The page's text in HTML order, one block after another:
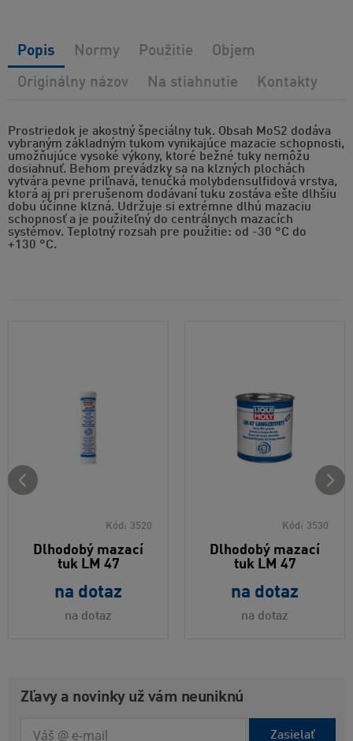
Prostriedok je akostný špeciálny tuk. Obsah MoS2 dodáva
vybraným základným tukom vynikajúce mazacie schopnosti,
umožňujúce vysoké výkony, ktoré bežné tuky nemôžu
dosiahnuť. Behom prevádzky sa na klzných plochách
vytvára pevne priľnavá, tenučká molybdensulfidová vrstva,
ktorá aj pri prerušenom dodávaní tuku zostáva ešte dlhšiu
dobu účinne klzná. Udržuje si extrémne dlhú mazaciu
schopnosť a je použiteľný do centrálnych mazacích
systémov. Teplotný rozsah pre použitie: od -30 °C do
+130 °C.
Popis Normy Použitie Objem
Originálny názov Na stiahnutie Kontakty
Kód: 3520
Dlhodobý mazací
tuk LM 47
na dotaz
na dotaz
Kód: 3530
Dlhodobý mazací
tuk LM 47
na dotaz
na dotaz
Zľavy a novinky už vám neuniknú
Zasielať